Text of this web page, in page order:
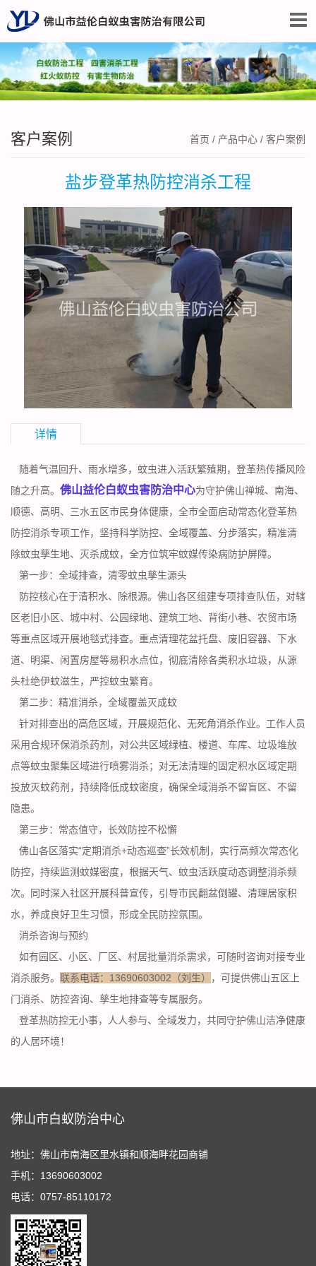
客户案例 首页 / 产品中心 / 客户案例
盐步登革热防控消杀工程
详情
随着气温回升、雨水增多，蚊虫进入活跃繁殖期，登革热传播风险
随之升高。 佛山益伦白蚁虫害防治中心为守护佛山禅城、南海、
顺德、高明、三水五区市民身体健康，全市全面启动常态化登革热
防控消杀专项工作，坚持科学防控、全域覆盖、分步落实，精准清
除蚊虫孳生地、灭杀成蚊，全方位筑牢蚊媒传染病防护屏障。
第一步：全域排查， 清零蚊虫孳生源头
防控核心在于清积水、除根源。佛山各区组建专项排查队伍，对辖
区老旧小区、城中村、公园绿地、建筑工地、背街小巷、农贸市场
等重点区域开展地毯式排查。重点清理花盆托盘、废旧容器、下水
道、明渠、闲置房屋等易积水点位，彻底清除各类积水垃圾，从源
头杜绝伊蚊滋生，严控蚊虫繁育。
第二步：精准消杀，全域覆盖灭成蚊
针对排查出的高危区域，开展规范化、无死角消杀作业。工作人员
采用合规环保消杀药剂，对公共区域绿植、楼道、车库、垃圾堆放
点等蚊虫聚集区域进行喷雾消杀；对无法清理的固定积水区域定期
投放灭蚊药剂，持续降低成蚊密度，确保全域消杀不留盲区、不留
隐患。
第三步：常态值守，长效防控不松懈
佛山各区落实“定期消杀+动态巡查”长效机制，实行高频次常态化
防控，持续监测蚊媒密度，根据天气、蚊虫活跃度动态调整消杀频
次。同时深入社区开展科普宣传，引导市民翻盆倒罐、清理居家积
水，养成良好卫生习惯，形成全民防控氛围。
消杀咨询与预约
如有园区、小区、厂区、村居批量消杀需求，可随时咨询对接专业
消杀服务。 联系电话：13690603002（刘生）
，可提供佛山五区上
门消杀、防控咨询、孳生地排查等专属服务。
登革热防控无小事，人人参与、全域发力，共同守护佛山洁净健康
的人居环境！
佛山市白蚁防治中心
地址：佛山市南海区里水镇和顺海畔花园商铺
手机：13690603002
电话：0757-85110172